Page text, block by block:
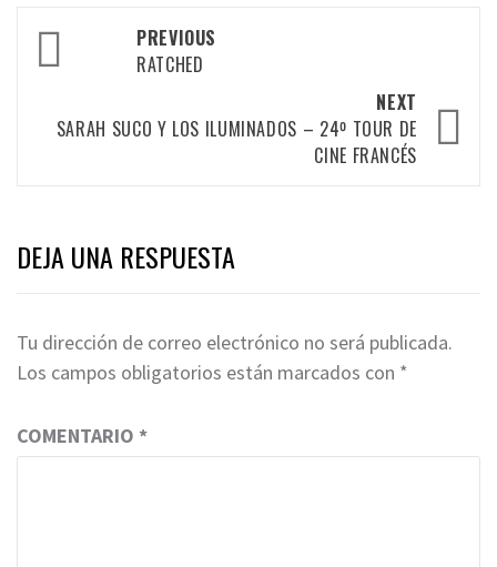
Post
navigation
PREVIOUS
RATCHED
NEXT
SARAH SUCO Y LOS ILUMINADOS – 24º TOUR DE
CINE FRANCÉS
DEJA UNA RESPUESTA
Tu dirección de correo electrónico no será publicada.
Los campos obligatorios están marcados con *
COMENTARIO *